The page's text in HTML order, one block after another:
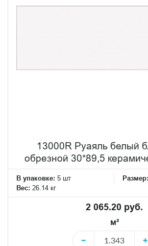
13000R Руаяль белый
обрезной 30*89,5
В упаковке: 5 шт Размер:
Вес: 26.14 кг
2 065.20 руб.
м²
−
+